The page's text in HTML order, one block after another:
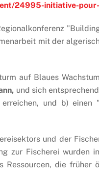
24995-initiative-
mit der
auf Blaues
und sich
und b) einen
und der
zur Fischerei wurden
Ressourcen, die früher